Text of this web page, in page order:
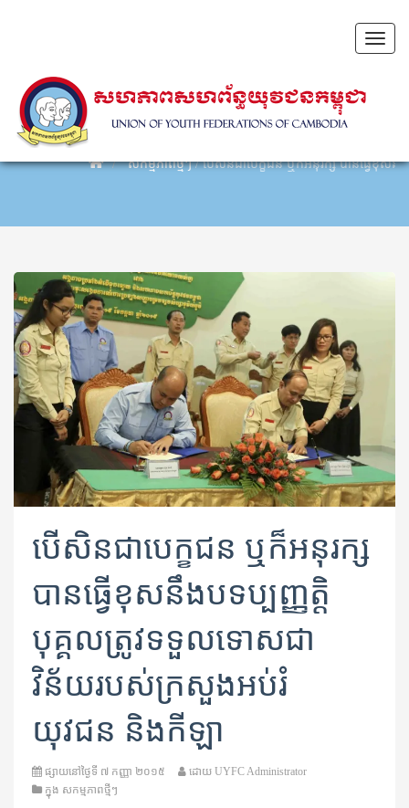
Toggle
សកម្មភាពថ្មីៗ /បើសិនជាបេក្ខជន ឬក៏អនុរក្ស បានធ្វើខុស
បើសិនជាបេក្ខជន ឬក៏អនុរក្ស
បានធ្វើខុសនឹងបទប្បញ្ញតិ្ត
បុគ្គលត្រូវទទួលទោសជា
វិន័យរបស់ក្រសួងអប់រំ
យុវជន និងកីឡា
ផ្សាយនៅថ្ងៃទី ៧ កញ្ញា ២០១៥ ដោយ UYFC Administrator
ក្នុង សកម្មភាពថ្មីៗ